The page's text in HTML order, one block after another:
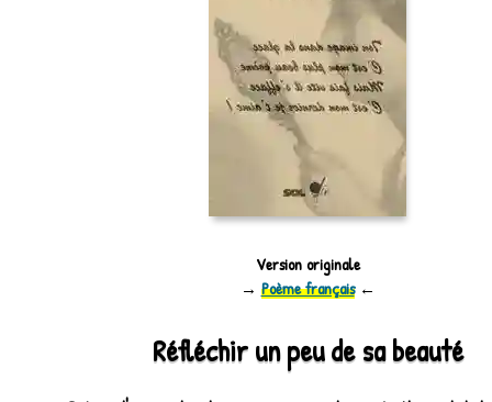
Version originale
→ Poème français←
Réfléchir un peu de sa beauté